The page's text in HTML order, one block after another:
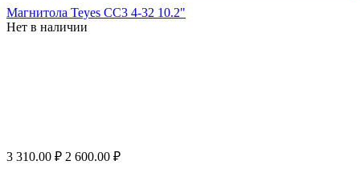
Магнитола Teyes CC3 4-32 10.2"
Нет в наличии
3 310.00 ₽ 2 600.00 ₽